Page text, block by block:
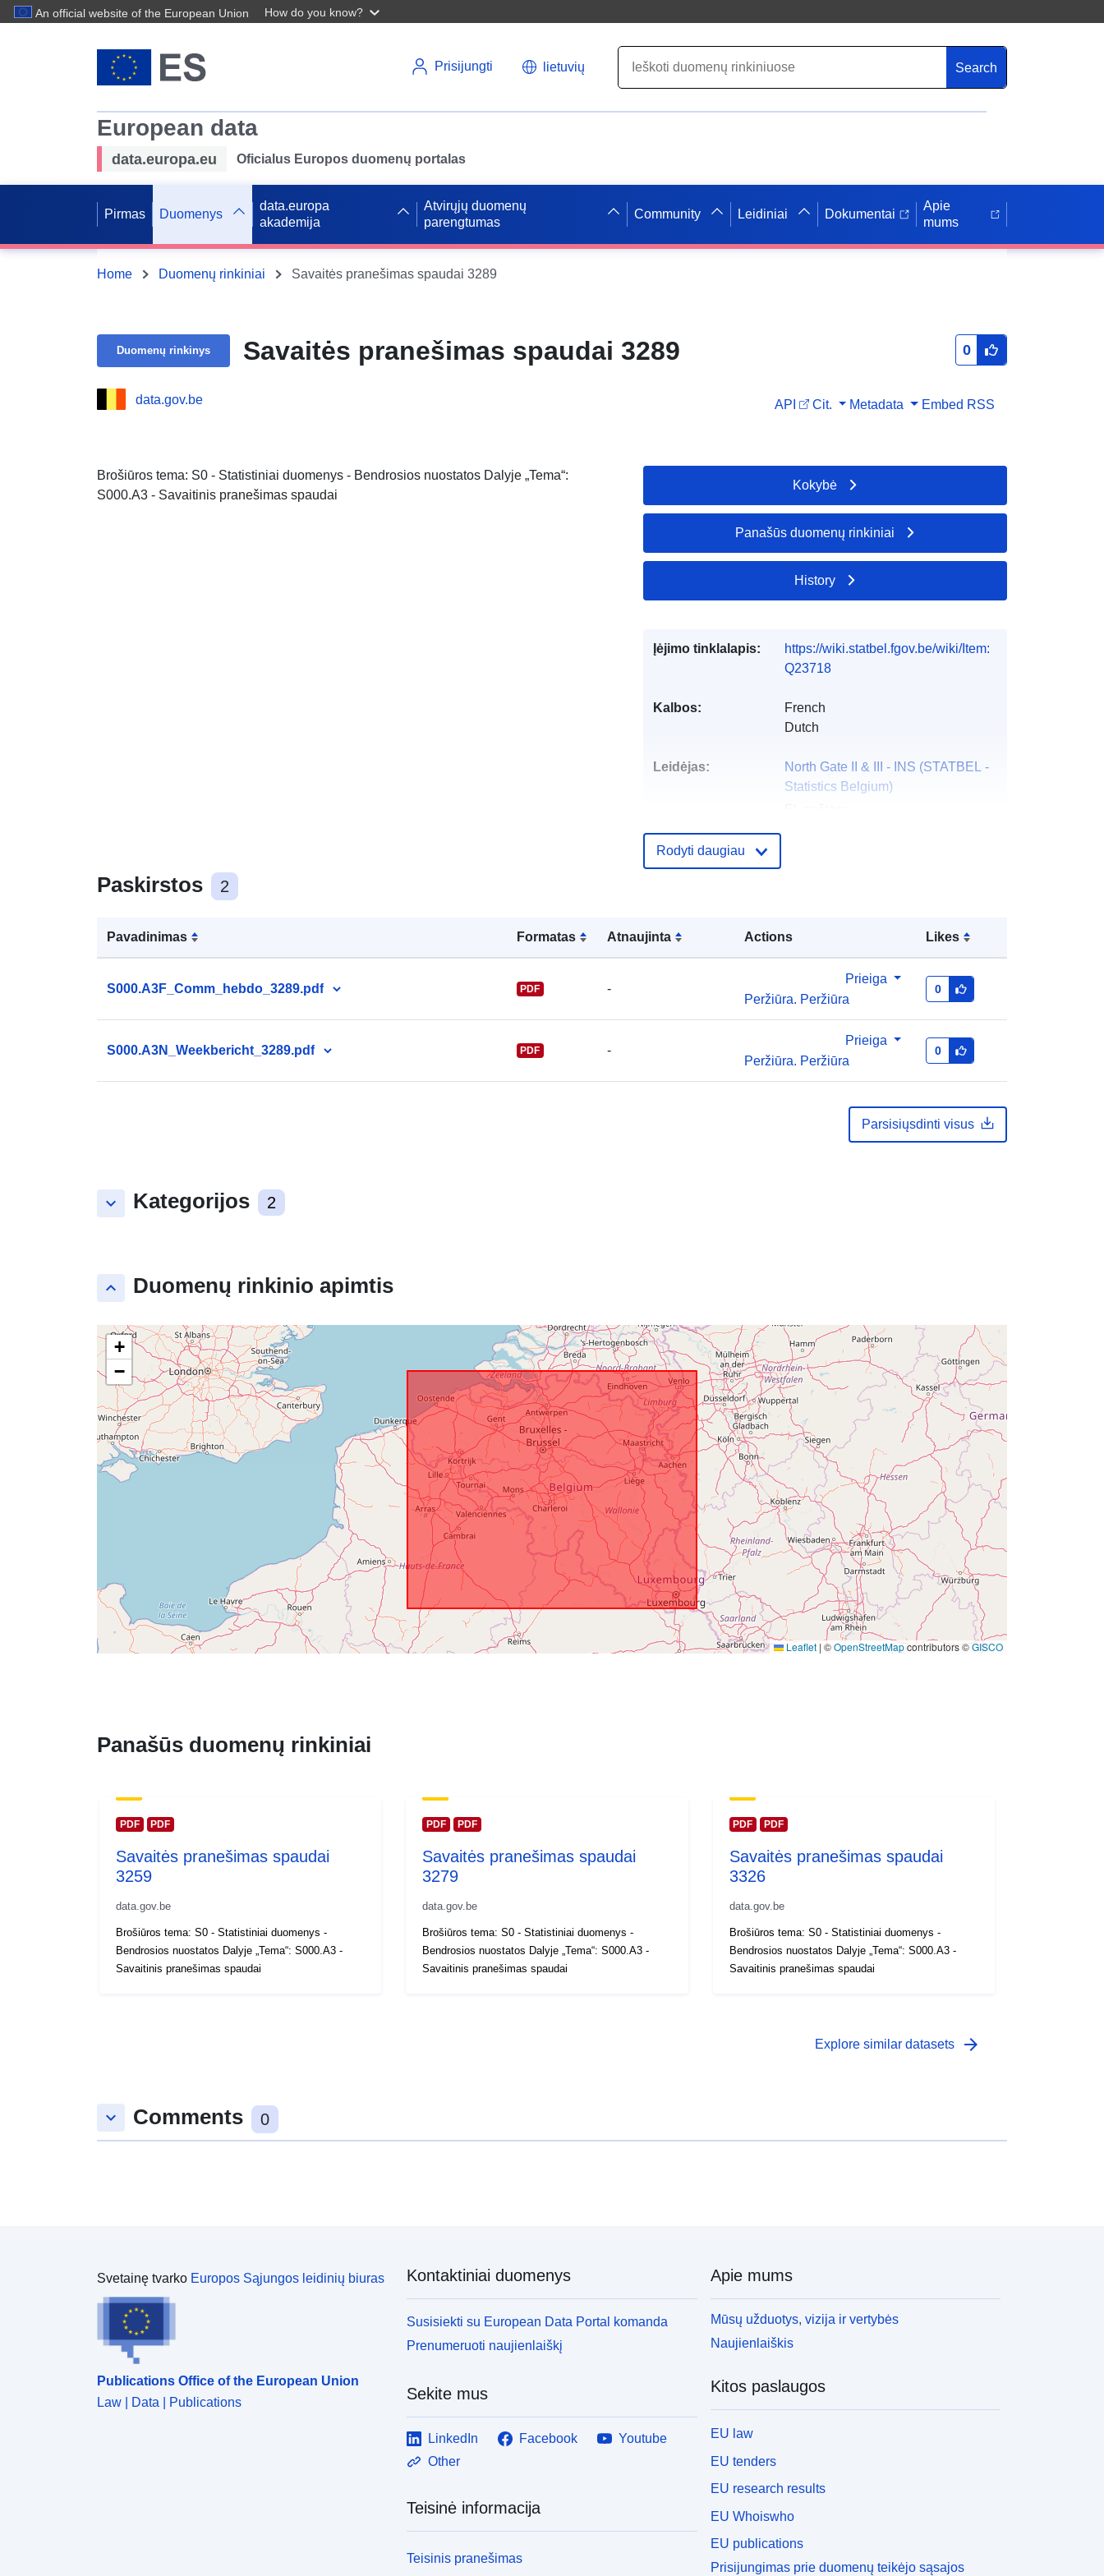
An official website of the European Union How do you know?
Prisijungti lietuvių Search
European data
data.europa.eu Oficialus Europos duomenų portalas
Pirmas Duomenys
data.europa
akademija
Atvirųjų duomenų
parengtumas
Community Leidiniai Dokumentai
Apie
mums
Home Duomenų rinkiniai Savaitės pranešimas spaudai 3289
Duomenų rinkinys Savaitės pranešimas spaudai 3289 0
data.gov.be API Cit. Metadata Embed RSS
Brošiūros tema: S0 - Statistiniai duomenys - Bendrosios nuostatos Dalyje „Tema“:
S000.A3 - Savaitinis pranešimas spaudai
Paskirstos 2
Pavadinimas Formatas Atnaujinta Actions Likes
S000.A3F_Comm_hebdo_3289.pdf PDF -
Prieiga
Peržiūra. Peržiūra
0
S000.A3N_Weekbericht_3289.pdf PDF -
Prieiga
Peržiūra. Peržiūra
0
Parsisiųsdinti visus
keyboard_arrow_down Kategorijos 2
keyboard_arrow_up Duomenų rinkinio apimtis
+
−
Leaflet | ©OpenStreetMapcontributors ©GISCO
Kokybė
Panašūs duomenų rinkiniai
History
Įėjimo tinklalapis:
https://wiki.statbel.fgov.be/wiki/Item:
Q23718
Kalbos:
French
Dutch
Leidėjas:
North Gate II & III - INS (STATBEL -
Statistics Belgium)
punktas:
Statistiek - Statistics Belgium)
El. paštas:
mailto:statbel@economie.fgov.be
URL: https://statbel.fgov.be/fr
https://statbel.fgov.be/en
https://statbel.fgov.be/nl
https://statbel.fgov.be/de
Atnaujinta informacija apie duomenis.europa.eu:
uriRef:
http://data.europa.eu/88u/dataset/q2
3718-id
Prieigos teisės: public
Laikotarpis:
01 January 2010
31 December 2010
Rodyti daugiau
Panašūs duomenų rinkiniai
PDF PDF
Savaitės pranešimas spaudai
3259
data.gov.be
Brošiūros tema: S0 - Statistiniai duomenys -
Bendrosios nuostatos Dalyje „Tema“: S000.A3 -
Savaitinis pranešimas spaudai
PDF PDF
Savaitės pranešimas spaudai
3279
data.gov.be
Brošiūros tema: S0 - Statistiniai duomenys -
Bendrosios nuostatos Dalyje „Tema“: S000.A3 -
Savaitinis pranešimas spaudai
PDF PDF
Savaitės pranešimas spaudai
3326
data.gov.be
Brošiūros tema: S0 - Statistiniai duomenys -
Bendrosios nuostatos Dalyje „Tema“: S000.A3 -
Savaitinis pranešimas spaudai
Explore similar datasets arrow_forward
keyboard_arrow_down Comments 0
Svetainę tvarko Europos Sąjungos leidinių biuras
Publications Office of the European Union
Law | Data | Publications
Kontaktiniai duomenys
Susisiekti su European Data Portal komanda
Prenumeruoti naujienlaiškį
Sekite mus
LinkedIn Facebook
Youtube
Other
Teisinė informacija
Teisinis pranešimas
Apie mums
Mūsų užduotys, vizija ir vertybės
Naujienlaiškis
Kitos paslaugos
EU law
EU tenders
EU research results
EU Whoiswho
EU publications
Prisijungimas prie duomenų teikėjo sąsajos